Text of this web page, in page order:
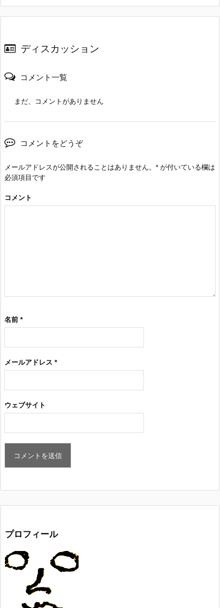
ディスカッション
コメント一覧
まだ、コメントがありません
コメントをどうぞ
メールアドレスが公開されることはありません。 * が付いている欄は
必須項目です
コメント
名前 *
メールアドレス *
ウェブサイト
プロフィール